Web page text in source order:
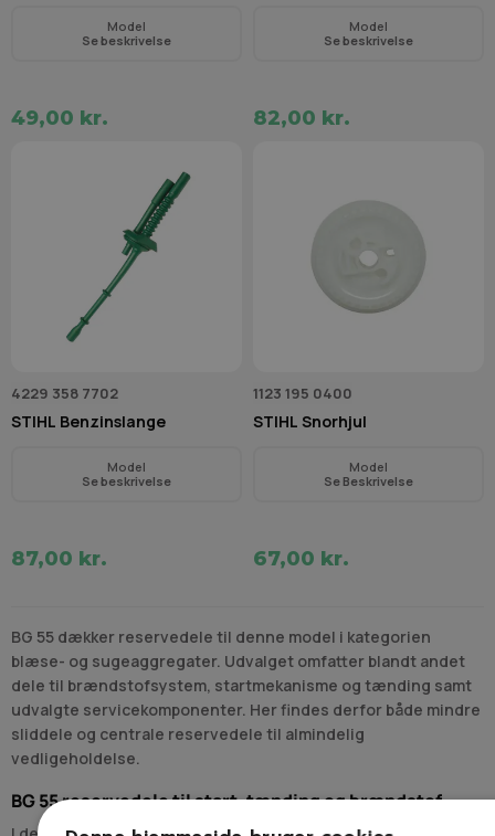
Model
Se beskrivelse
49,00 kr.
Model
Se beskrivelse
82,00 kr.
4229 358 7702
STIHL Benzinslange
Model
Se beskrivelse
87,00 kr.
1123 195 0400
STIHL Snorhjul
Model
Se Beskrivelse
67,00 kr.
BG 55 dækker reservedele til denne model i kategorien
blæse- og sugeaggregater. Udvalget omfatter blandt andet
dele til brændstofsystem, startmekanisme og tænding samt
udvalgte servicekomponenter. Her findes derfor både mindre
sliddele og centrale reservedele til almindelig
vedligeholdelse.
BG 55 reservedele til start, tænding og brændstof